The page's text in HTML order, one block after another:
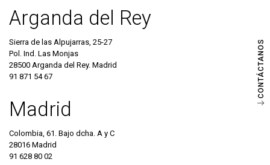
CONTÁCTANOS
Arganda del Rey
Sierra de las Alpujarras, 25-27
Pol. Ind. Las Monjas
28500 Arganda del Rey. Madrid
91 871 54 67
Madrid
Colombia, 61. Bajo dcha. A y C
28016 Madrid
91 628 80 02